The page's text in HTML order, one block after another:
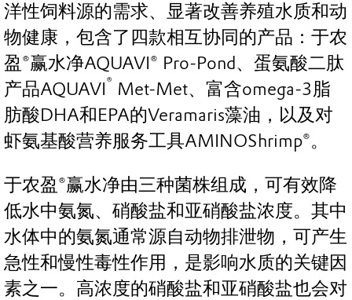
洋性饲料源的需求、显著改善养殖水质和动
物健康，包含了四款相互协同的产品：于农
盈®赢水净AQUAVI® Pro-Pond、蛋氨酸二肽
产品AQUAVI® Met-Met、富含omega-3脂
肪酸DHA和EPA的Veramaris藻油，以及对
虾氨基酸营养服务工具AMINOShrimp®。
于农盈®赢水净由三种菌株组成，可有效降
低水中氨氮、硝酸盐和亚硝酸盐浓度。其中
水体中的氨氮通常源自动物排泄物，可产生
急性和慢性毒性作用，是影响水质的关键因
素之一。高浓度的硝酸盐和亚硝酸盐也会对